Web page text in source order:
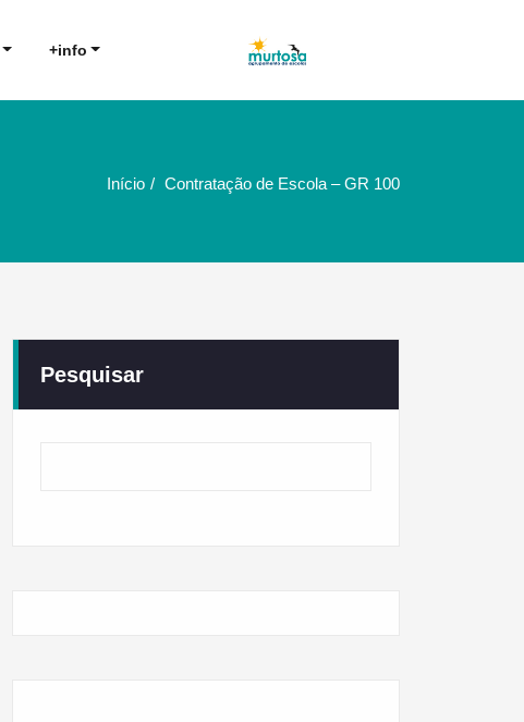
AE Murtosa
Agrupamento de Escolas da
Murtosa
+info
Início Contratação de Escola – GR 100
Pesquisar